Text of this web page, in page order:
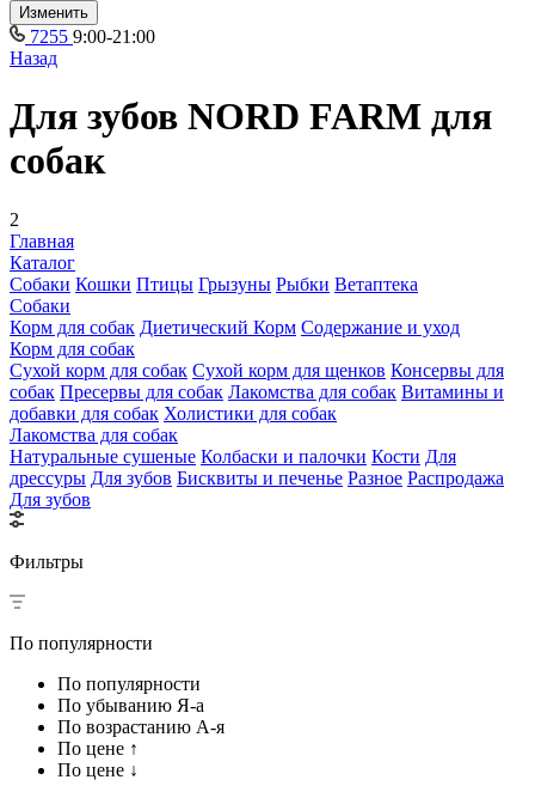
Изменить
7255 9:00-21:00
Назад
Для зубов NORD FARM для
собак
2
Главная
Каталог
Собаки Кошки Птицы Грызуны Рыбки Ветаптека
Собаки
Корм для собак Диетический Корм Содержание и уход
Корм для собак
Сухой корм для собак Сухой корм для щенков Консервы для
собак Пресервы для собак Лакомства для собак Витамины и
добавки для собак Холистики для собак
Лакомства для собак
Натуральные сушеные Колбаски и палочки Кости Для
дрессуры Для зубов Бисквиты и печенье Разное Распродажа
Для зубов
Фильтры
По популярности
По популярности
По убыванию Я-а
По возрастанию А-я
По цене ↑
По цене ↓